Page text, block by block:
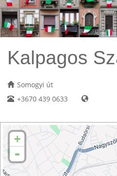
Kalpagos
Somogyi út
+3670 439 0633
+
-